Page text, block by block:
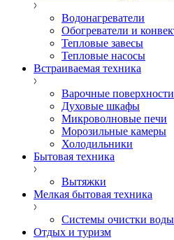
Водонагреватели
Обогреватели и
Тепловые завесы
Тепловые насосы
Встраиваемая техника
Варочные поверхности
Духовые шкафы
Микроволновые печи
Морозильные камеры
Холодильники
Бытовая техника
Вытяжки
Мелкая бытовая техника
Системы очистки воды
Отдых и туризм